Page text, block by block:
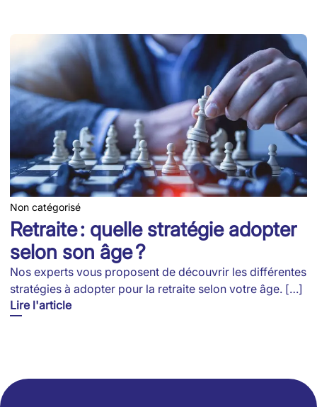
Non catégorisé
Retraite : quelle stratégie adopter
selon son âge ?
Nos experts vous proposent de découvrir les différentes
stratégies à adopter pour la retraite selon votre âge. […]
Lire l'article